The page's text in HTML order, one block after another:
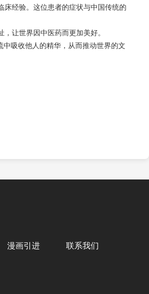
床经验。这位患者的症状与中国传统的
让世界因中医药而更加美好。
吸收他人的精华，从而推动世界的文
漫画引进 联系我们